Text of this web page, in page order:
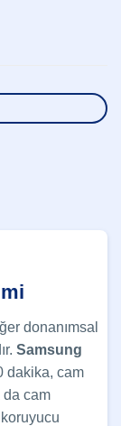
donanımsal
Samsung
dakika, cam
da cam